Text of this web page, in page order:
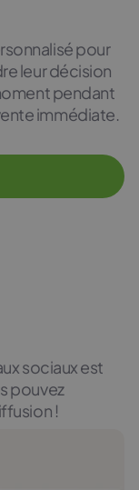
pour
leur décision
pendant
immédiate.
sociaux est
pouvez
!